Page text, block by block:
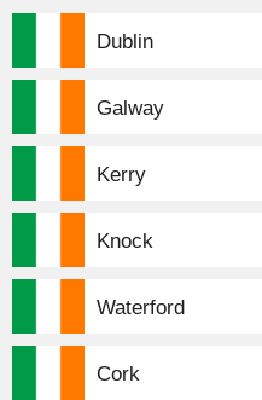
Dublin
Galway
Kerry
Knock
Waterford
Cork